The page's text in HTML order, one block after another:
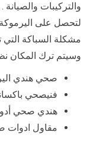
والتركيبات
لتحصل على
مشكلة السباكة التي
وسيتم ترك المكان
صحي هندي
فنيصحي
هندي صحي
مقاول ادوات